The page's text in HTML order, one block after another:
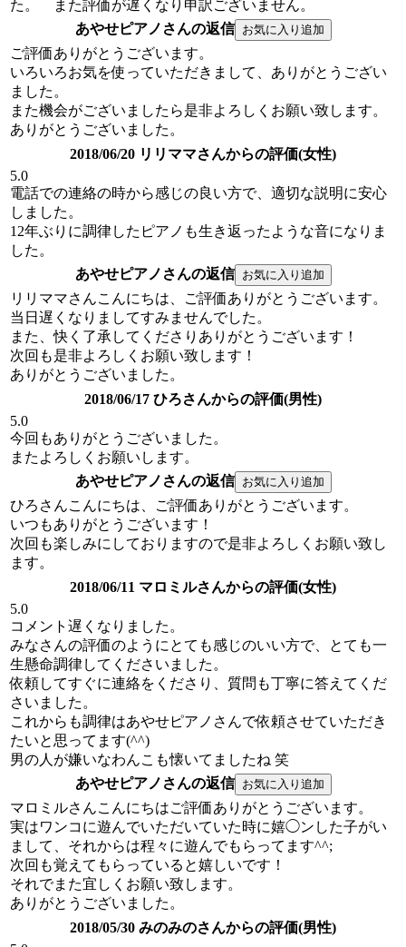
た。 また評価が遅くなり申訳ございません。
あやせピアノさんの返信
ご評価ありがとうございます。
いろいろお気を使っていただきまして、ありがとうござい
ました。
また機会がございましたら是非よろしくお願い致します。
ありがとうございました。
2018/06/20 リリママさんからの評価(女性)
5.0
電話での連絡の時から感じの良い方で、適切な説明に安心
しました。
12年ぶりに調律したピアノも生き返ったような音になりま
した。
あやせピアノさんの返信
リリママさんこんにちは、ご評価ありがとうございます。
当日遅くなりましてすみませんでした。
また、快く了承してくださりありがとうございます！
次回も是非よろしくお願い致します！
ありがとうございました。
2018/06/17 ひろさんからの評価(男性)
5.0
今回もありがとうございました。
またよろしくお願いします。
あやせピアノさんの返信
ひろさんこんにちは、ご評価ありがとうございます。
いつもありがとうございます！
次回も楽しみにしておりますので是非よろしくお願い致し
ます。
2018/06/11 マロミルさんからの評価(女性)
5.0
コメント遅くなりました。
みなさんの評価のようにとても感じのいい方で、とても一
生懸命調律してくださいました。
依頼してすぐに連絡をくださり、質問も丁寧に答えてくだ
さいました。
これからも調律はあやせピアノさんで依頼させていただき
たいと思ってます(^^)
男の人が嫌いなわんこも懐いてましたね 笑
あやせピアノさんの返信
マロミルさんこんにちはご評価ありがとうございます。
実はワンコに遊んでいただいていた時に嬉◯ンした子がい
まして、それからは程々に遊んでもらってます^^;
次回も覚えてもらっていると嬉しいです！
それでまた宜しくお願い致します。
ありがとうございました。
2018/05/30 みのみのさんからの評価(男性)